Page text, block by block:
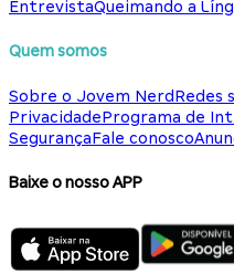
EntrevistaQueimando a
Quem somos
Sobre o Jovem NerdRedes
PrivacidadePrograma de
SegurançaFale conosco
Baixe o nosso APP